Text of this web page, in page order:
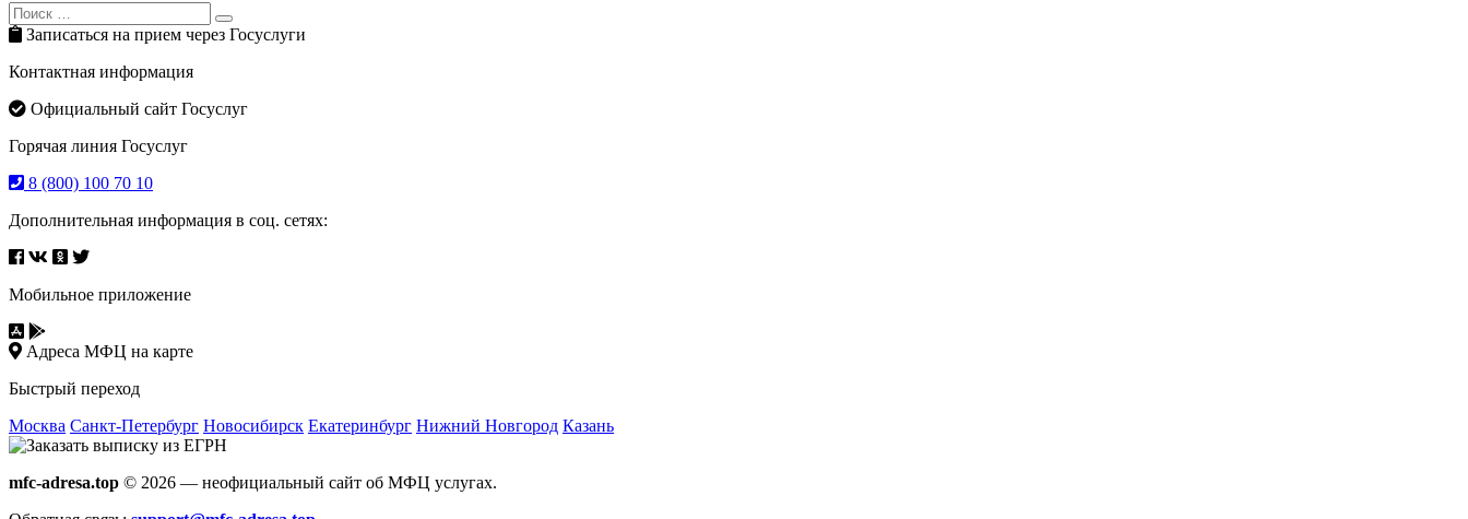
Search
for:
Search
Записаться на прием через Госуслуги
Контактная информация
Официальный сайт Госуслуг
Горячая линия Госуслуг
8 (800) 100 70 10
Дополнительная информация в соц. сетях:
Мобильное приложение
Адреса МФЦ на карте
Быстрый переход
Москва Санкт-Петербург Новосибирск Екатеринбург Нижний Новгород Казань
mfc-adresa.top © 2026 — неофициальный сайт об МФЦ услугах.